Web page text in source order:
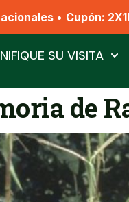
• Cupón:
SU VISITA
de